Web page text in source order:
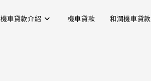
機車貸款介紹 機車貸款 和潤機車貸款